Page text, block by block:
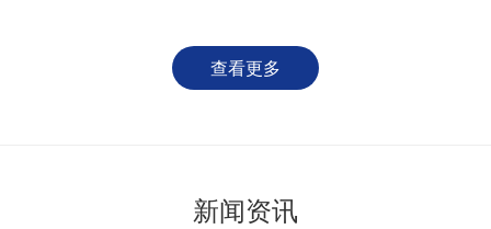
查看更多
新闻资讯